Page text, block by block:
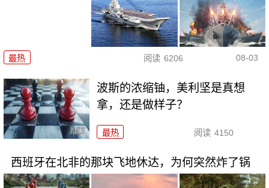
最热 阅读 6206 08-03
波斯的浓缩铀，美利坚是真想
拿，还是做样子？
最热 阅读 4150
西班牙在北非的那块飞地休达，为何突然炸了锅